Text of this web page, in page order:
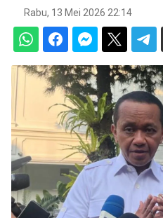
Rabu, 13 Mei 2026 22:14